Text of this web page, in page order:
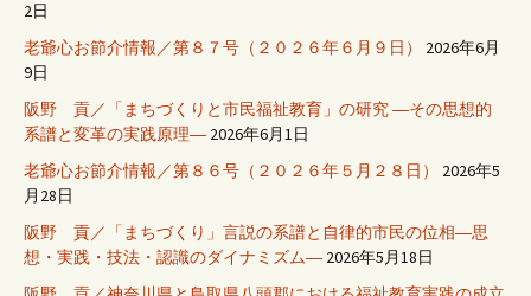
2日
老爺心お節介情報／第８７号（２０２６年６月９日）
2026年6月
9日
阪野 貢／「まちづくりと市民福祉教育」の研究 ―その思想的
系譜と変革の実践原理― 2026年6月1日
老爺心お節介情報／第８６号（２０２６年５月２８日）
2026年5
月28日
阪野 貢／「まちづくり」言説の系譜と自律的市民の位相―思
想・実践・技法・認識のダイナミズム― 2026年5月18日